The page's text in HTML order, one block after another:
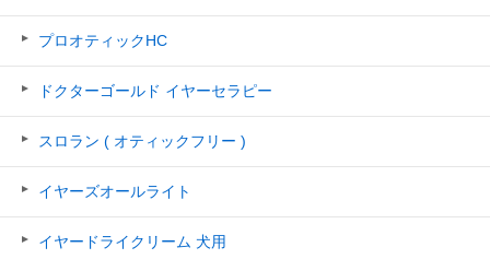
プロオティックHC
ドクターゴールド イヤーセラピー
スロラン ( オティックフリー )
イヤーズオールライト
イヤードライクリーム 犬用